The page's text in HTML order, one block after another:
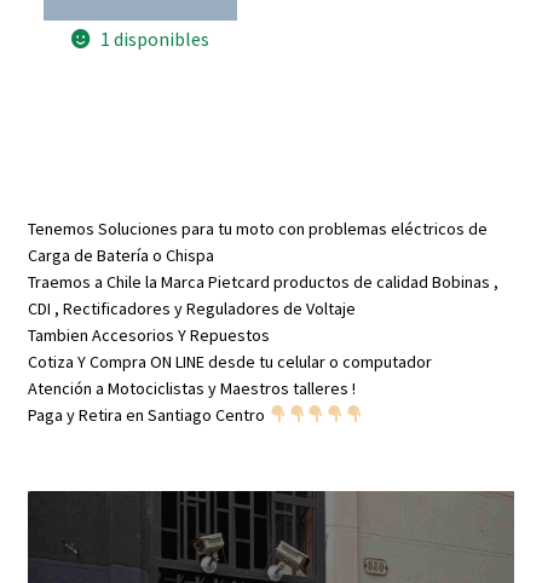
era:
$ 192.390.
es:
1 disponibles
Tenemos Soluciones para tu moto con problemas eléctricos de
Carga de Batería o Chispa
Traemos a Chile la Marca Pietcard productos de calidad Bobinas ,
CDI , Rectificadores y Reguladores de Voltaje
Tambien Accesorios Y Repuestos
Cotiza Y Compra ON LINE desde tu celular o computador
Atención a Motociclistas y Maestros talleres !
Paga y Retira en Santiago Centro